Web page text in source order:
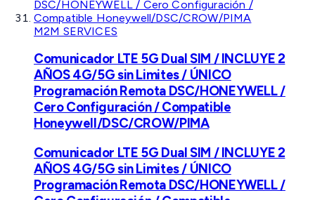
M2M SERVICES
Comunicador LTE 5G Dual SIM / INCLUYE 2
AÑOS 4G/5G sin Limites / ÚNICO
Programación Remota DSC/HONEYWELL /
Cero Configuración / Compatible
Honeywell/DSC/CROW/PIMA
Comunicador LTE 5G Dual SIM / INCLUYE 2
AÑOS 4G/5G sin Limites / ÚNICO
Programación Remota DSC/HONEYWELL /